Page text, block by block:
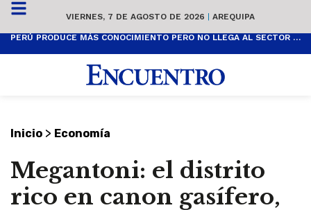
VIERNES, 7 DE AGOSTO DE 2026 | AREQUIPA
PERÚ PRODUCE MÁS CONOCIMIENTO PERO NO LLEGA AL SECTOR PRODUCTIVO
Inicio > Economía
Megantoni: el distrito
rico en canon gasífero,